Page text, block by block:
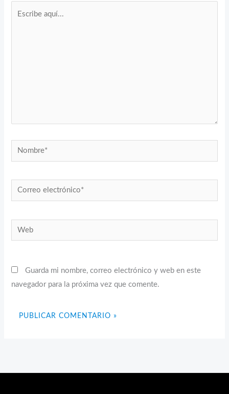
Nombre*
Correo
electrónico*
Web
Guarda mi nombre, correo electrónico y web en este
navegador para la próxima vez que comente.